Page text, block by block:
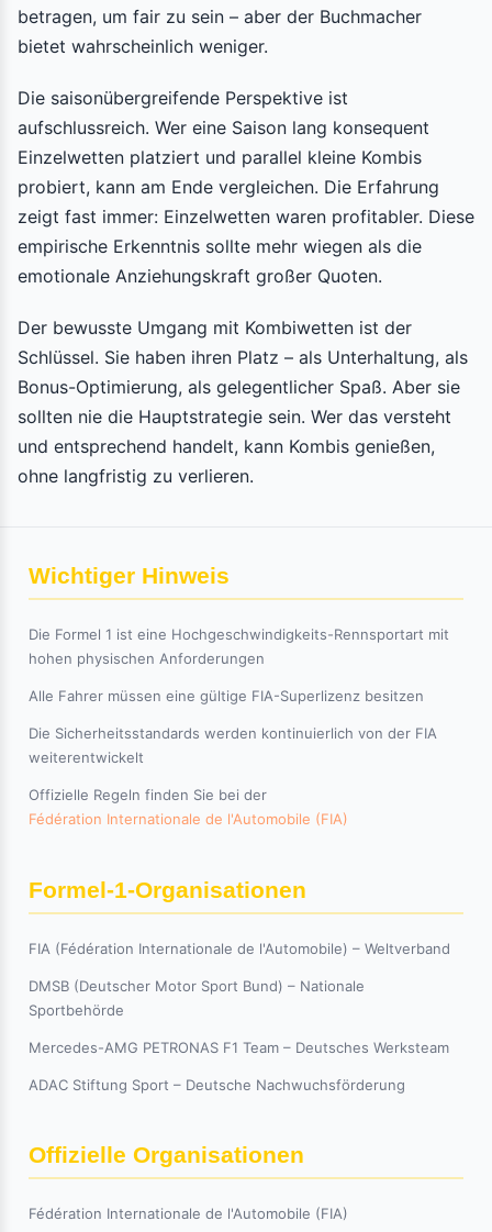
betragen, um fair zu sein – aber der Buchmacher
bietet wahrscheinlich weniger.
Die saisonübergreifende Perspektive ist
aufschlussreich. Wer eine Saison lang konsequent
Einzelwetten platziert und parallel kleine Kombis
probiert, kann am Ende vergleichen. Die Erfahrung
zeigt fast immer: Einzelwetten waren profitabler. Diese
empirische Erkenntnis sollte mehr wiegen als die
emotionale Anziehungskraft großer Quoten.
Der bewusste Umgang mit Kombiwetten ist der
Schlüssel. Sie haben ihren Platz – als Unterhaltung, als
Bonus-Optimierung, als gelegentlicher Spaß. Aber sie
sollten nie die Hauptstrategie sein. Wer das versteht
und entsprechend handelt, kann Kombis genießen,
ohne langfristig zu verlieren.
Wichtiger Hinweis
Die Formel 1 ist eine Hochgeschwindigkeits-Rennsportart mit
hohen physischen Anforderungen
Alle Fahrer müssen eine gültige FIA-Superlizenz besitzen
Die Sicherheitsstandards werden kontinuierlich von der FIA
weiterentwickelt
Offizielle Regeln finden Sie bei der
Fédération Internationale de l'Automobile (FIA)
Formel-1-Organisationen
FIA (Fédération Internationale de l'Automobile) – Weltverband
DMSB (Deutscher Motor Sport Bund) – Nationale
Sportbehörde
Mercedes-AMG PETRONAS F1 Team – Deutsches Werksteam
ADAC Stiftung Sport – Deutsche Nachwuchsförderung
Offizielle Organisationen
Fédération Internationale de l'Automobile (FIA)